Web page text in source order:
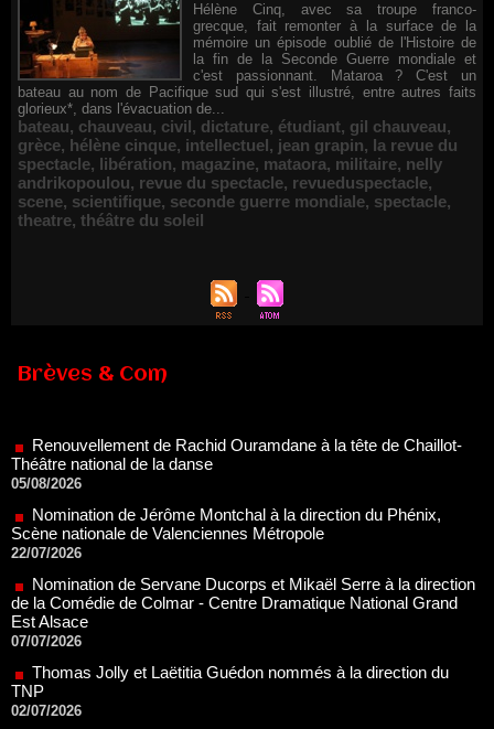
Hélène Cinq, avec sa troupe franco-
grecque, fait remonter à la surface de la
mémoire un épisode oublié de l'Histoire de
la fin de la Seconde Guerre mondiale et
c'est passionnant. Mataroa ? C'est un
bateau au nom de Pacifique sud qui s'est illustré, entre autres faits
glorieux*, dans l'évacuation de...
bateau, chauveau, civil, dictature, étudiant, gil chauveau,
grèce, hélène cinque, intellectuel, jean grapin, la revue du
spectacle, libération, magazine, mataora, militaire, nelly
andrikopoulou, revue du spectacle, revueduspectacle,
scene, scientifique, seconde guerre mondiale, spectacle,
theatre, théâtre du soleil
Brèves & Com
05/08/2026
Nomination de Jérôme Montchal à la direction du Phénix,
Scène nationale de Valenciennes Métropole
22/07/2026
Nomination de Servane Ducorps et Mikaël Serre à la direction
de la Comédie de Colmar - Centre Dramatique National Grand
Est Alsace
07/07/2026
Thomas Jolly et Laëtitia Guédon nommés à la direction du
TNP
02/07/2026
Fonds SACD Théâtre : les lauréats 2026
23/06/2026